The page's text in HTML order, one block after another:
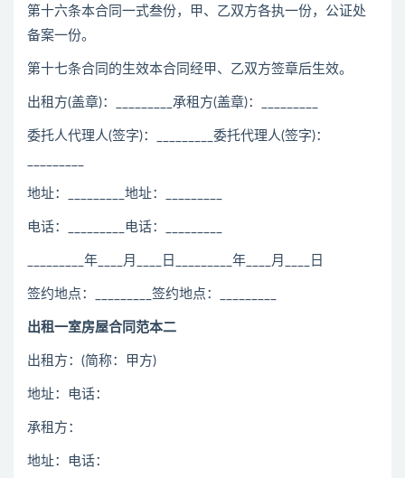
第十六条本合同一式叁份，甲、乙双方各执一份，公证处
备案一份。
第十七条合同的生效本合同经甲、乙双方签章后生效。
出租方(盖章)：_________承租方(盖章)：_________
委托人代理人(签字)：_________委托代理人(签字)：
地址：_________地址：_________
电话：_________电话：_________
_________年____月____日_________年____月____日
签约地点：_________签约地点：_________
出租一室房屋合同范本二
出租方：(简称：甲方)
地址：电话：
承租方：
地址：电话：